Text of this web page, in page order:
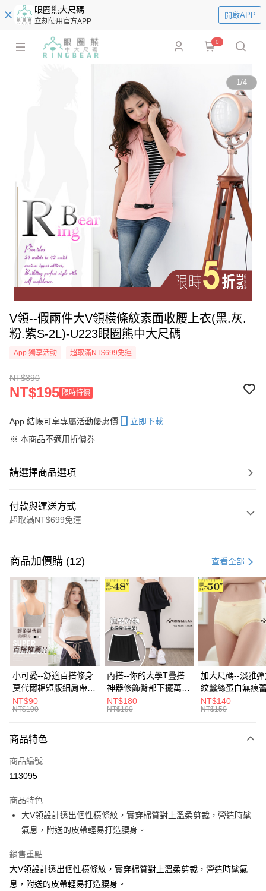
眼圈熊大尺碼
立刻使用官方APP
開啟APP
0
1/4
V領--假兩件大V領橫條紋素面收腰上衣(黑.灰.
粉.紫S-2L)-U223眼圈熊中大尺碼
App 獨享活動 超取滿NT$699免運
NT$390
NT$195 限時特價
App 結帳可享專屬活動優惠價
立即下載
※ 本商品不適用折價券
請選擇商品選項
付款與運送方式
超取滿NT$699免運
信用卡一次付款
超商取貨付款
LINE Pay
Apple Pay
街口支付
悠遊付
Google Pay
全盈+PAY
大哥付你分期
【大哥付你分期使用說明】
1.本服務由台灣大哥大提供，台灣大哥大用戶可立即使用無須另外申請。
流程，驗證手機門號後，選擇欲分期的期數、繳款截止日，確認付款後即完
成交易。
3.實際核准額度、可分期數及費用金額請依後續交易確認頁面所載為準。
4.訂單成立30分鐘內，如未前往確認交易或遇審核未通過，訂單將自動取
法說明評估內容。
【繳款方式說明】
1.分期款項不併入電信帳單，「大哥付你分期」於每月結算日後寄送繳費提
醒簡訊。
AFTEE先享後付
【關於「AFTEE先享後付」】
AFTEE先享後付是「在收到商品之後才付款」的支付方式。 讓您購物簡單
便利好安心！
１．簡單：不需註冊會員、不需綁卡、不需儲值。
３．安心：先確認商品／服務後，再付款。
【「AFTEE先享後付」結帳流程】
１．於結帳方式選擇「AFTEE先享後付」後，將跳轉至「AFTEE先享後付」
ATM付款
全家取貨付款
每筆NT$70，滿NT$699(含以上)免運費
商品加價購 (12) 查看全部
小可愛--舒適百搭修身
莫代爾棉短版細肩帶素
色背心(白.黑.灰L-2L)-
U582眼圈熊中大尺碼
NT$90
NT$100
內搭--你的大學T疊搭
神器修飾臀部下擺萬用
內搭裙/遮臀裙(黑2L-
6L)-Q155眼圈熊中大
NT$180
NT$190
加大尺碼--淡雅
紋蠶絲蛋白無痕
角內褲(白.粉.藍.
3L)-L28眼圈熊中
NT$140
NT$150
商品特色
商品編號
113095
商品特色
大V領設計透出個性橫條紋，實穿棉質對上溫柔剪裁，營造時髦
氣息，附送的皮帶輕易打造腰身。
銷售重點
大V領設計透出個性橫條紋，實穿棉質對上溫柔剪裁，營造時髦氣
息，附送的皮帶輕易打造腰身。